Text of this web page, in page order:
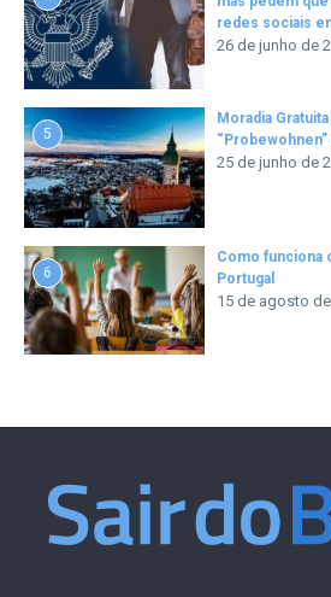
redes sociais
26 de junho de
5
Moradia
25 de junho de
6
Como funciona
Portugal
15 de agosto